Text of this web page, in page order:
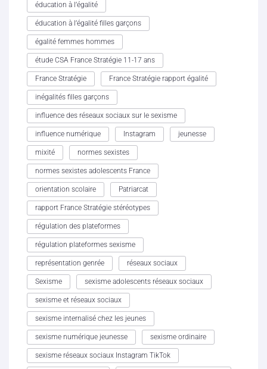
éducation à l’égalité
éducation à l’égalité filles garçons
égalité femmes hommes
étude CSA France Stratégie 11-17 ans
France Stratégie France Stratégie rapport égalité
inégalités filles garçons
influence des réseaux sociaux sur le sexisme
influence numérique Instagram jeunesse
mixité normes sexistes
normes sexistes adolescents France
orientation scolaire Patriarcat
rapport France Stratégie stéréotypes
régulation des plateformes
régulation plateformes sexisme
représentation genrée réseaux sociaux
Sexisme sexisme adolescents réseaux sociaux
sexisme et réseaux sociaux
sexisme internalisé chez les jeunes
sexisme numérique jeunesse sexisme ordinaire
sexisme réseaux sociaux Instagram TikTok